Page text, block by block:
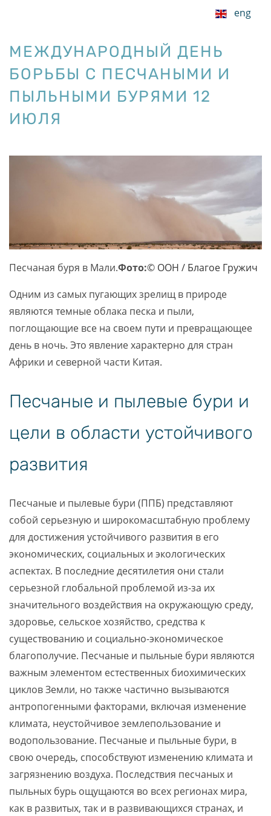
eng
МЕЖДУНАРОДНЫЙ ДЕНЬ
БОРЬБЫ С ПЕСЧАНЫМИ И
ПЫЛЬНЫМИ БУРЯМИ 12
ИЮЛЯ
Песчаная буря в Мали.Фото:© ООН / Благое Гружич
Одним из самых пугающих зрелищ в природе
являются темные облака песка и пыли,
поглощающие все на своем пути и превращающее
день в ночь. Это явление характерно для стран
Африки и северной части Китая.
Песчаные и пылевые бури и
цели в области устойчивого
развития
Песчаные и пылевые бури (ППБ) представляют
собой серьезную и широкомасштабную проблему
для достижения устойчивого развития в его
экономических, социальных и экологических
аспектах. В последние десятилетия они стали
серьезной глобальной проблемой из-за их
значительного воздействия на окружающую среду,
здоровье, сельское хозяйство, средства к
существованию и социально-экономическое
благополучие. Песчаные и пыльные бури являются
важным элементом естественных биохимических
циклов Земли, но также частично вызываются
антропогенными факторами, включая изменение
климата, неустойчивое землепользование и
водопользование. Песчаные и пыльные бури, в
свою очередь, способствуют изменению климата и
загрязнению воздуха. Последствия песчаных и
пыльных бурь ощущаются во всех регионах мира,
как в развитых, так и в развивающихся странах, и